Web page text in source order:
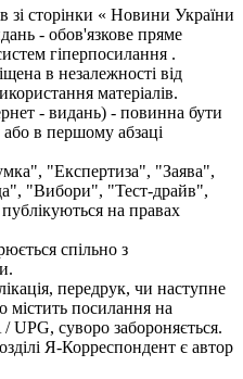
зі сторінки « Новини України
- обов'язкове пряме
гіперпосилання .
в незалежності від
матеріалів.
- видань) - повинна бути
в першому абзаці
"Експертиза", "Заява",
"Вибори", "Тест-драйв",
на правах
спільно з
передрук, чи наступне
містить посилання на
UPG, суворо забороняється.
Я-Корреспондент є автор